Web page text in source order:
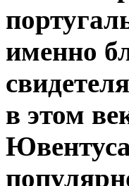
именно
в этом